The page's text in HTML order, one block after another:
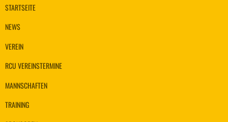
STARTSEITE
NEWS
VEREIN
RCU VEREINSTERMINE
MANNSCHAFTEN
TRAINING